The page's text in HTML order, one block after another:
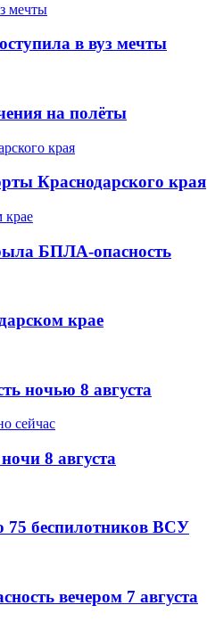
в вуз мечты
на полёты
Краснодарского края
БПЛА-опасность
крае
ночью 8 августа
8 августа
75 беспилотников ВСУ
вечером 7 августа